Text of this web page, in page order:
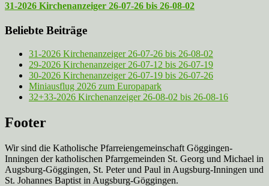
31-2026 Kirchenanzeiger 26-07-26 bis 26-08-02
Beliebte Beiträge
31-2026 Kirchenanzeiger 26-07-26 bis 26-08-02
29-2026 Kirchenanzeiger 26-07-12 bis 26-07-19
30-2026 Kirchenanzeiger 26-07-19 bis 26-07-26
Miniausflug 2026 zum Europapark
32+33-2026 Kirchenanzeiger 26-08-02 bis 26-08-16
Footer
Wir sind die Katholische Pfarreien­gemeinschaft Göggingen-
Inningen der katholischen Pfarrgemeinden St. Georg und Michael in
Augsburg-Göggingen, St. Peter und Paul in Augsburg-Inningen und
St. Johannes Baptist in Augsburg-Göggingen.